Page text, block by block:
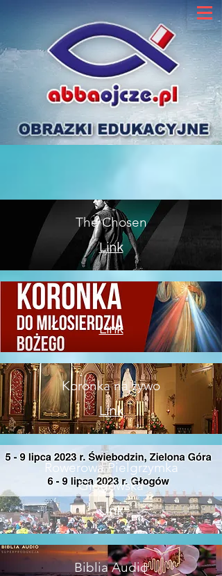
The Chosen
Link
Link
Koronka na żywo
Link
Rowerowa Pielgrzymka
Głogowska
Link
Biblia Audio